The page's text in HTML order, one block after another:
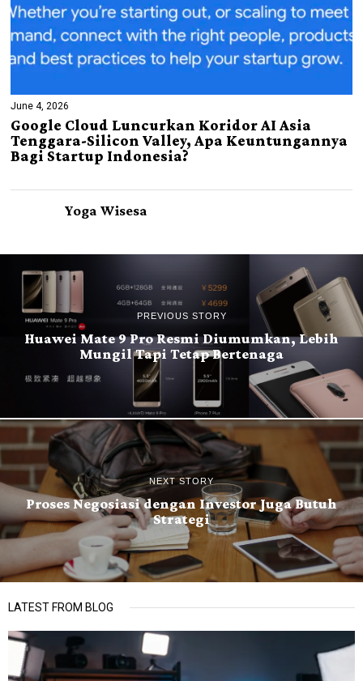
June 4, 2026
Google Cloud Luncurkan Koridor AI Asia
Tenggara-Silicon Valley, Apa Keuntungannya
Bagi Startup Indonesia?
Yoga Wisesa
PREVIOUS STORY
Huawei Mate 9 Pro Resmi Diumumkan, Lebih
Mungil Tapi Tetap Bertenaga
NEXT STORY
Proses Negosiasi dengan Investor Juga Butuh
Strategi
LATEST FROM BLOG